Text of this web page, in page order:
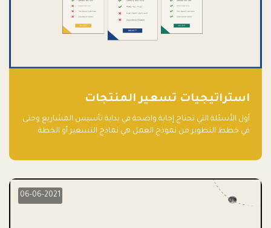
استراتيجيات تسعير المنتجات
أول الأسئلة التي تحتاج إجابة واضحة في بداية تأسيس المشاريع وحتى
في خطط التطوير من نموذج العمل هي نماذج التسعير أو الخطة
06-06-2021